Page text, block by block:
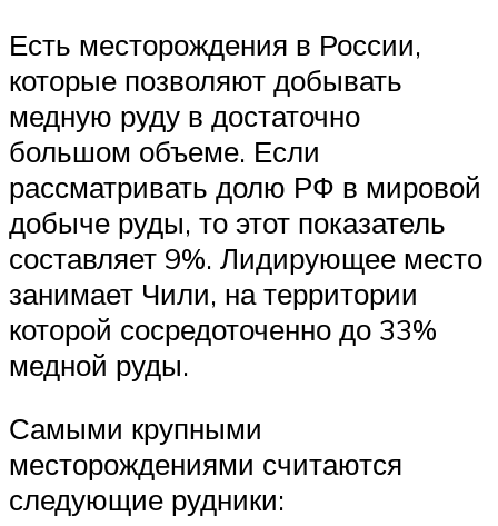
Есть месторождения в России,
которые позволяют добывать
медную руду в достаточно
большом объеме. Если
рассматривать долю РФ в мировой
добыче руды, то этот показатель
составляет 9%. Лидирующее место
занимает Чили, на территории
которой сосредоточенно до 33%
медной руды.
Самыми крупными
месторождениями считаются
следующие рудники: